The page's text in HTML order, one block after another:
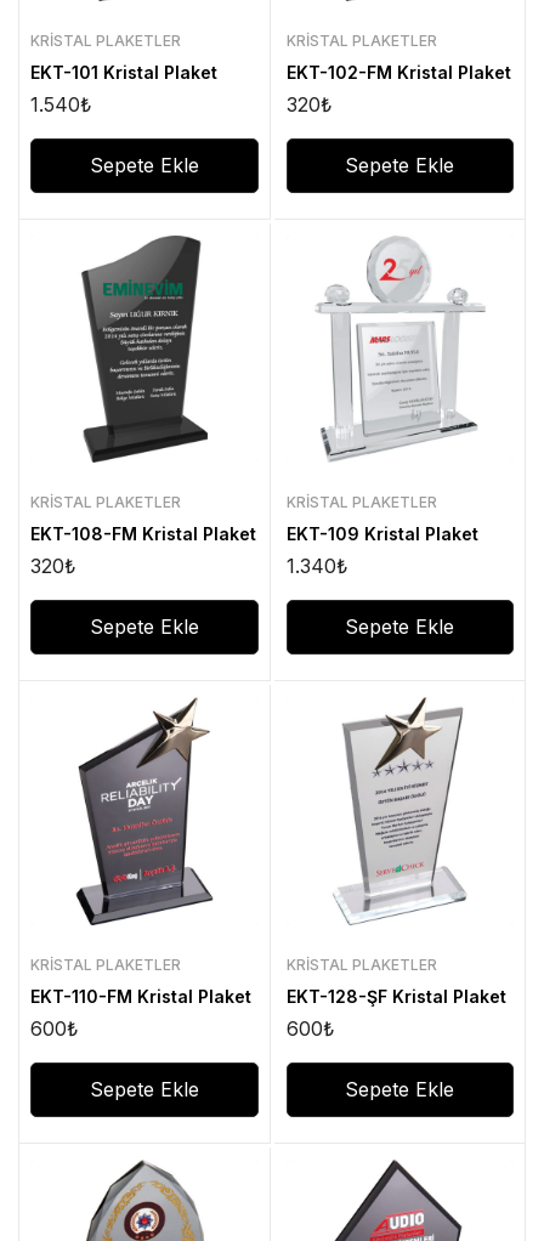
KRISTAL PLAKETLER
EKT-101 Kristal Plaket
1.540₺
Sepete Ekle
KRISTAL PLAKETLER
EKT-102-FM Kristal Plaket
320₺
Sepete Ekle
KRISTAL PLAKETLER
EKT-108-FM Kristal Plaket
320₺
Sepete Ekle
KRISTAL PLAKETLER
EKT-109 Kristal Plaket
1.340₺
Sepete Ekle
KRISTAL PLAKETLER
EKT-110-FM Kristal Plaket
600₺
Sepete Ekle
KRISTAL PLAKETLER
EKT-128-ŞF Kristal Plaket
600₺
Sepete Ekle